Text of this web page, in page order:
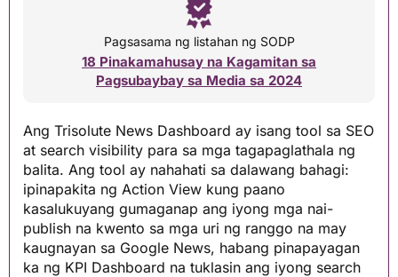
Pagsasama ng listahan ng SODP
18 Pinakamahusay na Kagamitan sa
Pagsubaybay sa Media sa 2024
Ang Trisolute News Dashboard ay isang tool sa SEO
at search visibility para sa mga tagapaglathala ng
balita. Ang tool ay nahahati sa dalawang bahagi:
ipinapakita ng Action View kung paano
kasalukuyang gumaganap ang iyong mga nai-
publish na kwento sa mga uri ng ranggo na may
kaugnayan sa Google News, habang pinapayagan
ka ng KPI Dashboard na tuklasin ang iyong search